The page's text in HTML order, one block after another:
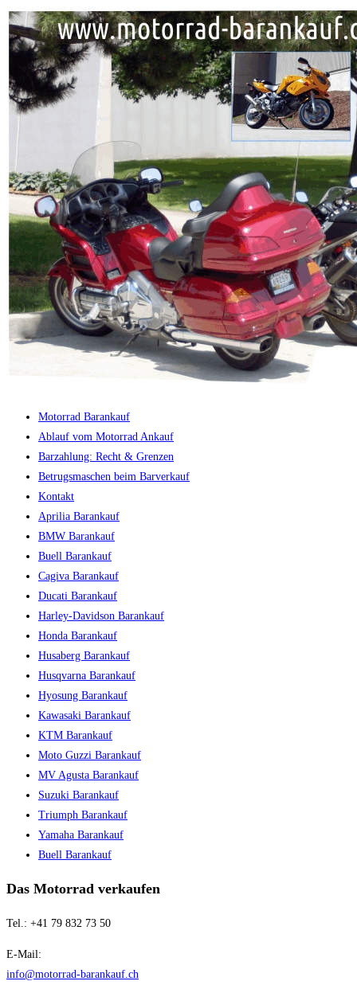
Motorrad Barankauf
Ablauf vom Motorrad Ankauf
Barzahlung: Recht & Grenzen
Betrugsmaschen beim Barverkauf
Kontakt
Aprilia Barankauf
BMW Barankauf
Buell Barankauf
Cagiva Barankauf
Ducati Barankauf
Harley-Davidson Barankauf
Honda Barankauf
Husaberg Barankauf
Husqvarna Barankauf
Hyosung Barankauf
Kawasaki Barankauf
KTM Barankauf
Moto Guzzi Barankauf
MV Agusta Barankauf
Suzuki Barankauf
Triumph Barankauf
Yamaha Barankauf
Buell Barankauf
Das Motorrad verkaufen
Tel.: +41 79 832 73 50
E-Mail:
info@motorrad-barankauf.ch